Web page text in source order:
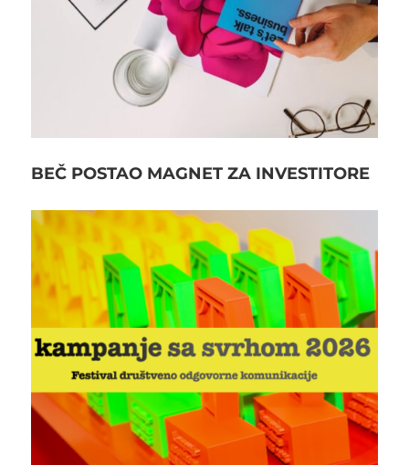
BEČ POSTAO MAGNET ZA INVESTITORE